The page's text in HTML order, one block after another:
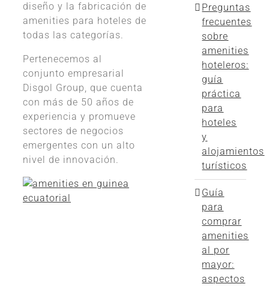
diseño y la fabricación de
amenities para hoteles de
todas las categorías.
Pertenecemos al
conjunto empresarial
Disgol Group, que cuenta
con más de 50 años de
experiencia y promueve
sectores de negocios
emergentes con un alto
nivel de innovación.
Preguntas
frecuentes
sobre
amenities
hoteleros:
guía
práctica
para
hoteles
y
alojamientos
turísticos
Guía
para
comprar
amenities
al por
mayor:
aspectos